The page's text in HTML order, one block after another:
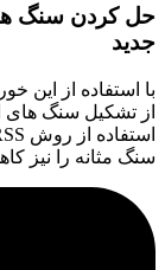
حل کردن سنگ
جدید
با استفاده از این
از تشکیل سنگ های
سنگ مثانه را نیز